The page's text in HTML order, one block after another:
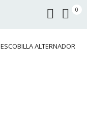
0
ESCOBILLA ALTERNADOR